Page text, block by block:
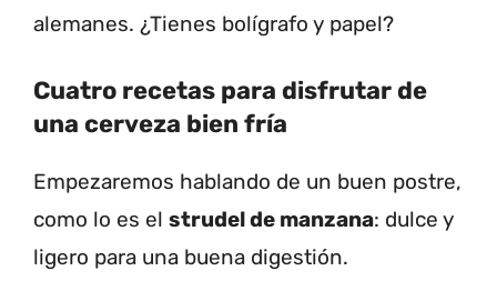
alemanes. ¿Tienes bolígrafo y papel?
Cuatro recetas para disfrutar de
una cerveza bien fría
Empezaremos hablando de un buen postre,
como lo es el strudel de manzana: dulce y
ligero para una buena digestión.